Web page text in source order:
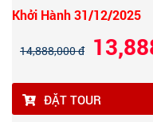
Khởi Hành 31/12/2025
14,888,000 đ
ĐẶT TOUR